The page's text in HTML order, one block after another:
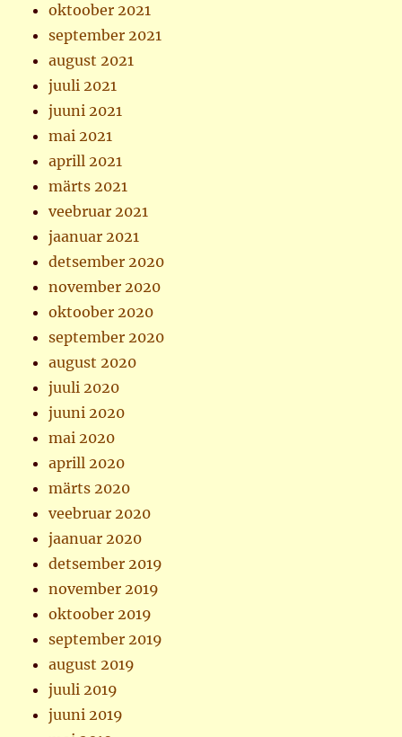
oktoober 2021
september 2021
august 2021
juuli 2021
juuni 2021
mai 2021
aprill 2021
märts 2021
veebruar 2021
jaanuar 2021
detsember 2020
november 2020
oktoober 2020
september 2020
august 2020
juuli 2020
juuni 2020
mai 2020
aprill 2020
märts 2020
veebruar 2020
jaanuar 2020
detsember 2019
november 2019
oktoober 2019
september 2019
august 2019
juuli 2019
juuni 2019